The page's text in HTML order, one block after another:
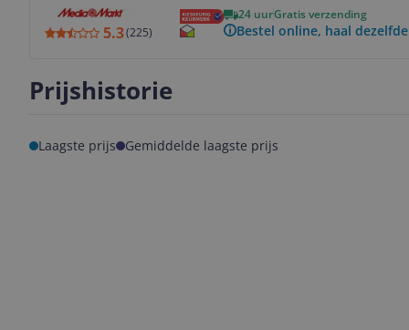
5.3(225)
24 uurGratis verzending
Bestel online, haal
Prijshistorie
Laagste prijs Gemiddelde laagste prijs